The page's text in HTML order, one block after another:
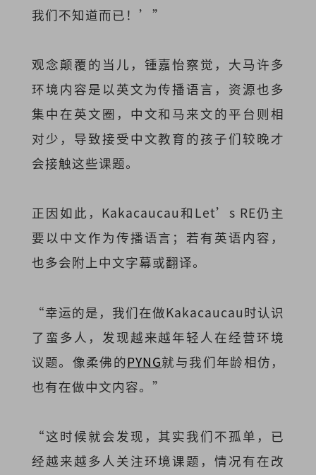
我们不知道而已！’”
观念颠覆的当儿，锺嘉怡察觉，大马许多
环境内容是以英文为传播语言，资源也多
集中在英文圈，中文和马来文的平台则相
对少，导致接受中文教育的孩子们较晚才
会接触这些课题。
正因如此，Kakacaucau和Let’s RE仍主
要以中文作为传播语言；若有英语内容，
也多会附上中文字幕或翻译。
“幸运的是，我们在做Kakacaucau时认识
了蛮多人，发现越来越年轻人在经营环境
议题。像柔佛的PYNG就与我们年龄相仿，
也有在做中文内容。”
“这时候就会发现，其实我们不孤单，已
经越来越多人关注环境课题，情况有在改